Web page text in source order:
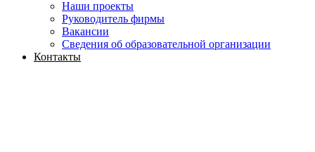
Наши проекты
Руководитель фирмы
Вакансии
Сведения об образовательной организации
Контакты